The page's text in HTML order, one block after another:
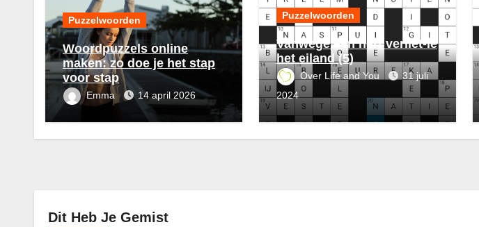
Puzzelwoorden
Woordpuzzels online
maken: zo doe je het stap
voor stap
Emma 14 april 2026
Puzzelwoorden
Vanwege een hert verliet-ie
het eiland (5)
Over Life and You
31 juli
2024
Dit Heb Je Gemist